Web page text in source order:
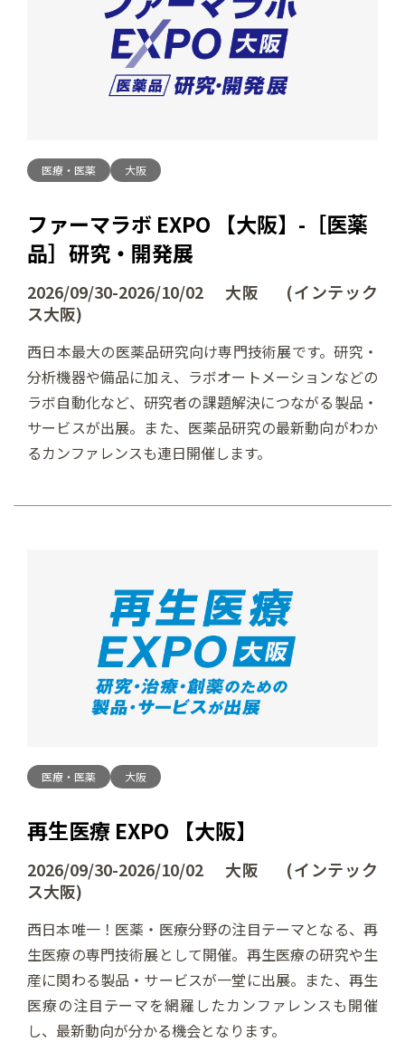
医療・医薬 大阪
ファーマラボ EXPO 【大阪】-［医薬
品］研究・開発展
2026/09/30-2026/10/02 大阪 (インテック
ス大阪)
西日本最大の医薬品研究向け専門技術展です。研究・
分析機器や備品に加え、ラボオートメーションなどの
ラボ自動化など、研究者の課題解決につながる製品・
サービスが出展。また、医薬品研究の最新動向がわか
るカンファレンスも連日開催します。
医療・医薬 大阪
再生医療 EXPO 【大阪】
2026/09/30-2026/10/02 大阪 (インテック
ス大阪)
西日本唯一！医薬・医療分野の注目テーマとなる、再
生医療の専門技術展として開催。再生医療の研究や生
産に関わる製品・サービスが一堂に出展。また、再生
医療の注目テーマを網羅したカンファレンスも開催
し、最新動向が分かる機会となります。